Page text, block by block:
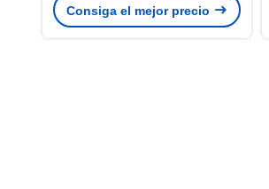
For Home Power del litio de 12V
Consiga el mejor precio